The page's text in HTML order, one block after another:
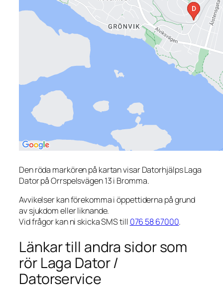
Den röda markören på kartan visar Datorhjälps Laga
Dator på Orrspelsvägen 13 i Bromma.
Avvikelser kan förekomma i öppettiderna på grund
av sjukdom eller liknande.
Vid frågor kan ni skicka SMS till 076 58 67000.
Länkar till andra sidor som
rör Laga Dator /
Datorservice